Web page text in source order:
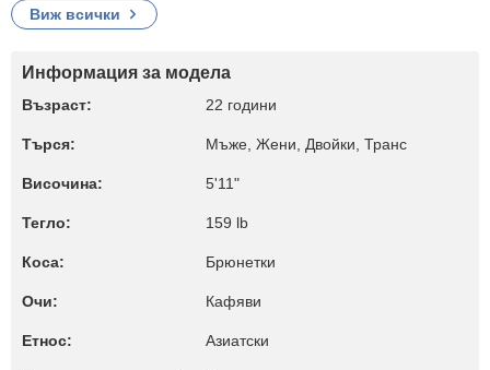
Виж всички
Информация за модела
Възраст: 22 години
Търся: Мъже, Жени, Двойки, Транс
Височина: 5'11"
Тегло: 159 lb
Коса: Брюнетки
Очи: Кафяви
Етнос: Азиатски